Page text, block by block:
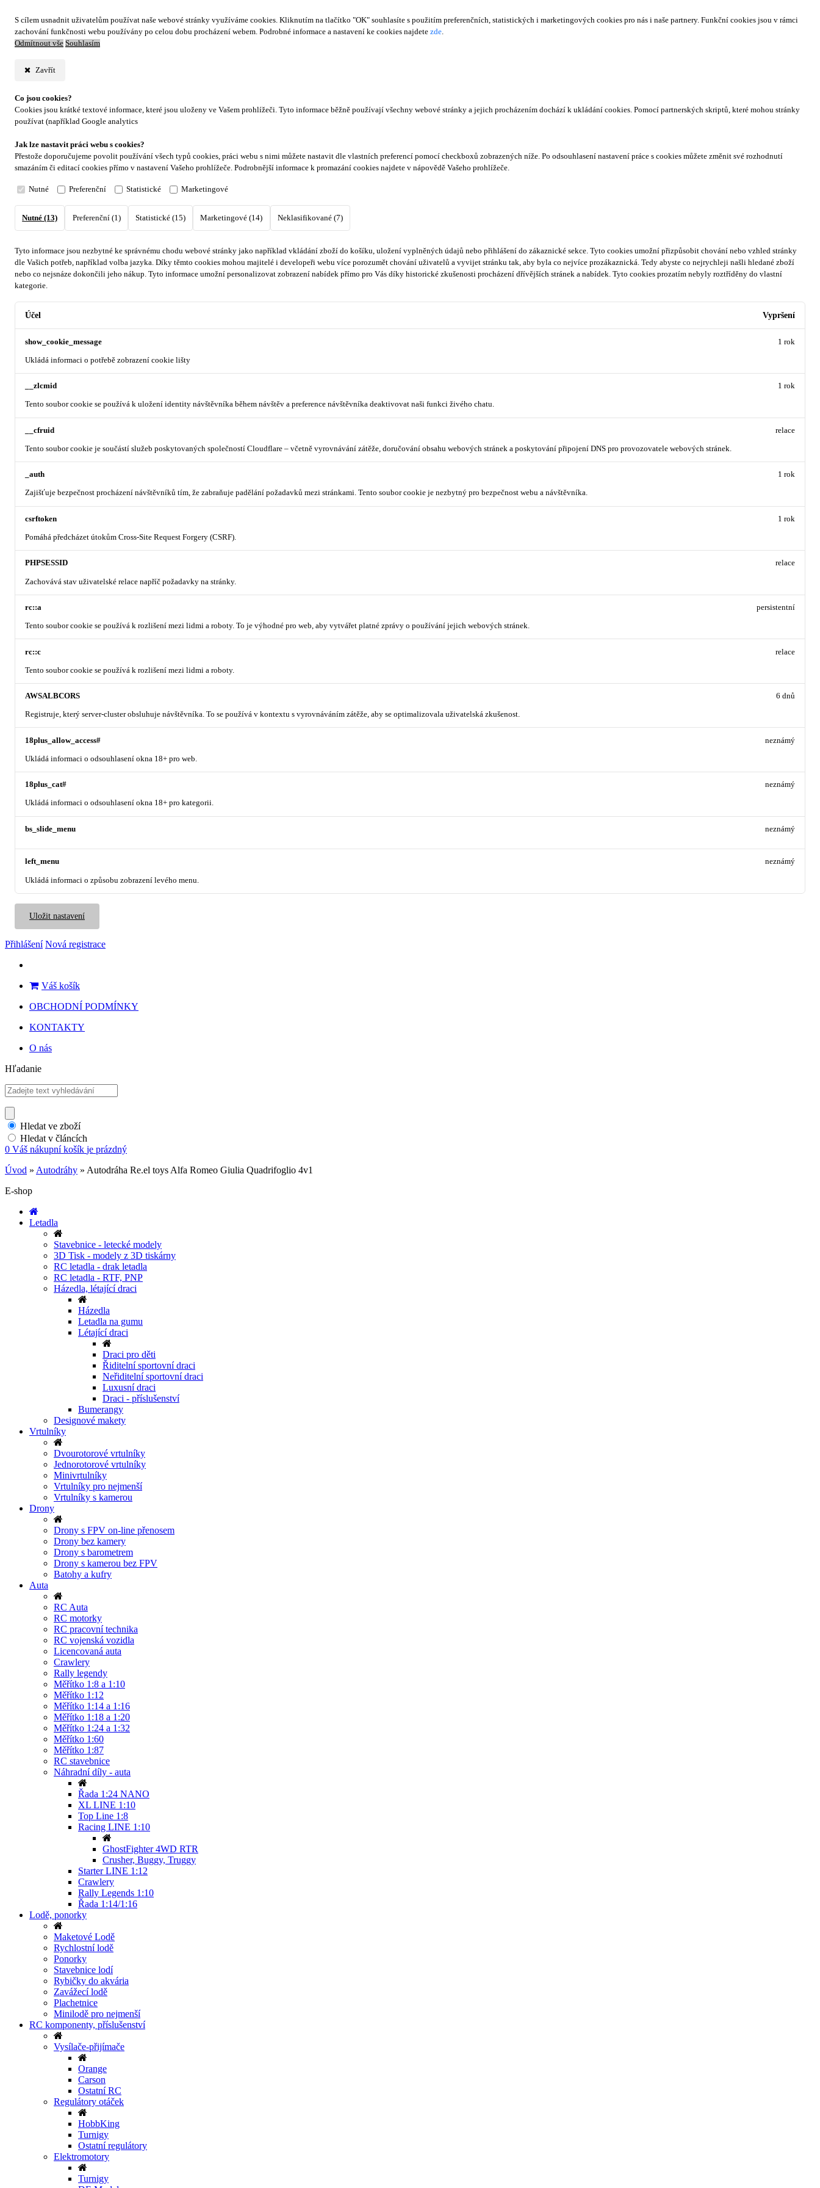
S cílem usnadnit uživatelům používat naše webové stránky využíváme cookies. Kliknutím na tlačítko "OK" souhlasíte s použitím preferenčních, statistických i marketingových cookies pro nás i naše partnery. Funkční cookies jsou v rámci
zachování funkčnosti webu používány po celou dobu procházení webem. Podrobné informace a nastavení ke cookies najdete zde.
Odmítnout vše Souhlasím
Zavřít
Co jsou cookies?
Cookies jsou krátké textové informace, které jsou uloženy ve Vašem prohlížeči. Tyto informace běžně používají všechny webové stránky a jejich procházením dochází k ukládání cookies. Pomocí partnerských skriptů, které mohou stránky
používat (například Google analytics
Jak lze nastavit práci webu s cookies?
Přestože doporučujeme povolit používání všech typů cookies, práci webu s nimi můžete nastavit dle vlastních preferencí pomocí checkboxů zobrazených níže. Po odsouhlasení nastavení práce s cookies můžete změnit své rozhodnutí
smazáním či editací cookies přímo v nastavení Vašeho prohlížeče. Podrobnější informace k promazání cookies najdete v nápovědě Vašeho prohlížeče.
Nutné Preferenční Statistické Marketingové
Nutné (13) Preferenční (1) Statistické (15) Marketingové (14) Neklasifikované (7)
Tyto informace jsou nezbytné ke správnému chodu webové stránky jako například vkládání zboží do košíku, uložení vyplněných údajů nebo přihlášení do zákaznické sekce. Tyto cookies umožní přizpůsobit chování nebo vzhled stránky
dle Vašich potřeb, například volba jazyka. Díky těmto cookies mohou majitelé i developeři webu více porozumět chování uživatelů a vyvijet stránku tak, aby byla co nejvíce prozákaznická. Tedy abyste co nejrychleji našli hledané zboží
nebo co nejsnáze dokončili jeho nákup. Tyto informace umožní personalizovat zobrazení nabídek přímo pro Vás díky historické zkušenosti procházení dřívějších stránek a nabídek. Tyto cookies prozatím nebyly roztříděny do vlastní
kategorie.
Účel Vypršení
show_cookie_message
Ukládá informaci o potřebě zobrazení cookie lišty
1 rok
__zlcmid
Tento soubor cookie se používá k uložení identity návštěvníka během návštěv a preference návštěvníka deaktivovat naši funkci živého chatu.
1 rok
__cfruid
Tento soubor cookie je součástí služeb poskytovaných společností Cloudflare – včetně vyrovnávání zátěže, doručování obsahu webových stránek a poskytování připojení DNS pro provozovatele webových stránek.
relace
_auth
Zajišťuje bezpečnost procházení návštěvníků tím, že zabraňuje padělání požadavků mezi stránkami. Tento soubor cookie je nezbytný pro bezpečnost webu a návštěvníka.
1 rok
csrftoken
Pomáhá předcházet útokům Cross-Site Request Forgery (CSRF).
1 rok
PHPSESSID
Zachovává stav uživatelské relace napříč požadavky na stránky.
relace
rc::a
Tento soubor cookie se používá k rozlišení mezi lidmi a roboty. To je výhodné pro web, aby vytvářet platné zprávy o používání jejich webových stránek.
persistentní
rc::c
Tento soubor cookie se používá k rozlišení mezi lidmi a roboty.
relace
AWSALBCORS
Registruje, který server-cluster obsluhuje návštěvníka. To se používá v kontextu s vyrovnáváním zátěže, aby se optimalizovala uživatelská zkušenost.
6 dnů
18plus_allow_access#
Ukládá informaci o odsouhlasení okna 18+ pro web.
neznámý
18plus_cat#
Ukládá informaci o odsouhlasení okna 18+ pro kategorii.
neznámý
bs_slide_menu neznámý
left_menu
Ukládá informaci o způsobu zobrazení levého menu.
neznámý
Uložit nastavení
Přihlášení Nová registrace
Váš košík
OBCHODNÍ PODMÍNKY
KONTAKTY
O nás
Hľadanie
Hledat ve zboží
Hledat v článcích
0 Váš nákupní košík je prázdný
Úvod » Autodráhy » Autodráha Re.el toys Alfa Romeo Giulia Quadrifoglio 4v1
E-shop
Letadla
Stavebnice - letecké modely
3D Tisk - modely z 3D tiskárny
RC letadla - drak letadla
RC letadla - RTF, PNP
Házedla, létající draci
Házedla
Letadla na gumu
Létající draci
Draci pro děti
Řiditelní sportovní draci
Neřiditelní sportovní draci
Luxusní draci
Draci - příslušenství
Bumerangy
Designové makety
Vrtulníky
Dvourotorové vrtulníky
Jednorotorové vrtulníky
Minivrtulníky
Vrtulníky pro nejmenší
Vrtulníky s kamerou
Drony
Drony s FPV on-line přenosem
Drony bez kamery
Drony s barometrem
Drony s kamerou bez FPV
Batohy a kufry
Auta
RC Auta
RC motorky
RC pracovní technika
RC vojenská vozidla
Licencovaná auta
Crawlery
Rally legendy
Měřítko 1:8 a 1:10
Měřítko 1:12
Měřítko 1:14 a 1:16
Měřítko 1:18 a 1:20
Měřítko 1:24 a 1:32
Měřítko 1:60
Měřítko 1:87
RC stavebnice
Náhradní díly - auta
Řada 1:24 NANO
XL LINE 1:10
Top Line 1:8
Racing LINE 1:10
GhostFighter 4WD RTR
Crusher, Buggy, Truggy
Starter LINE 1:12
Crawlery
Rally Legends 1:10
Řada 1:14/1:16
Lodě, ponorky
Maketové Lodě
Rychlostní lodě
Ponorky
Stavebnice lodí
Rybičky do akvária
Zavážecí lodě
Plachetnice
Minilodě pro nejmenší
RC komponenty, příslušenství
Vysílače-přijímače
Orange
Carson
Ostatní RC
Regulátory otáček
HobbKing
Turnigy
Ostatní regulátory
Elektromotory
Turnigy